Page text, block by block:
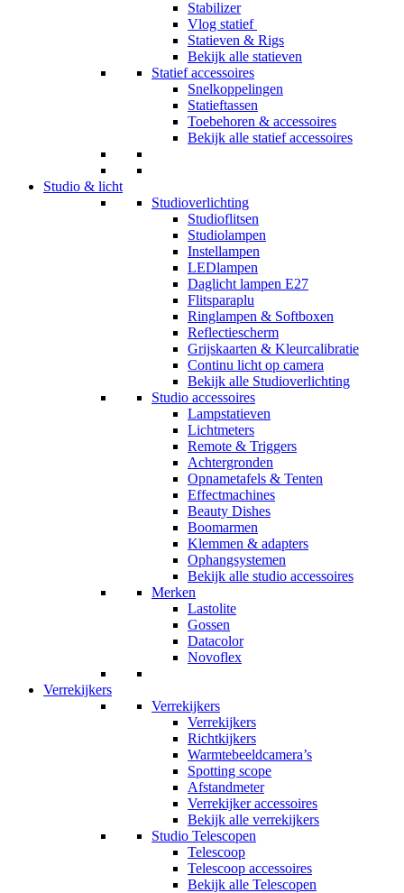
Stabilizer
Vlog statief
Statieven & Rigs
Bekijk alle statieven
Statief accessoires
Snelkoppelingen
Statieftassen
Toebehoren & accessoires
Bekijk alle statief accessoires
Studio & licht
Studioverlichting
Studioflitsen
Studiolampen
Instellampen
LEDlampen
Daglicht lampen E27
Flitsparaplu
Ringlampen & Softboxen
Reflectiescherm
Grijskaarten & Kleurcalibratie
Continu licht op camera
Bekijk alle Studioverlichting
Studio accessoires
Lampstatieven
Lichtmeters
Remote & Triggers
Achtergronden
Opnametafels & Tenten
Effectmachines
Beauty Dishes
Boomarmen
Klemmen & adapters
Ophangsystemen
Bekijk alle studio accessoires
Merken
Lastolite
Gossen
Datacolor
Novoflex
Verrekijkers
Verrekijkers
Verrekijkers
Richtkijkers
Warmtebeeldcamera’s
Spotting scope
Afstandmeter
Verrekijker accessoires
Bekijk alle verrekijkers
Studio Telescopen
Telescoop
Telescoop accessoires
Bekijk alle Telescopen